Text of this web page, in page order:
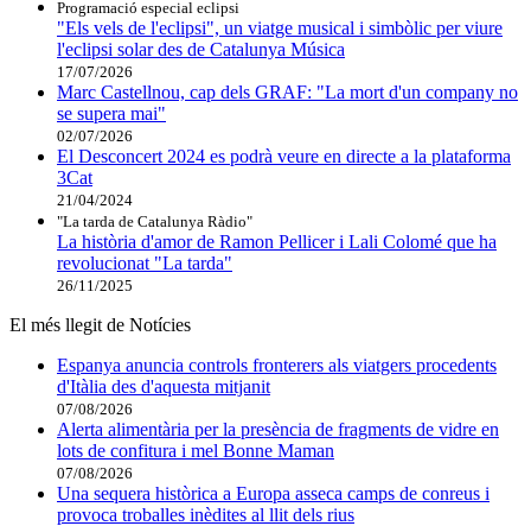
Programació especial eclipsi
"Els vels de l'eclipsi", un viatge musical i simbòlic per viure
l'eclipsi solar des de Catalunya Música
17/07/2026
Marc Castellnou, cap dels GRAF: "La mort d'un company no
se supera mai"
02/07/2026
El Desconcert 2024 es podrà veure en directe a la plataforma
3Cat
21/04/2024
"La tarda de Catalunya Ràdio"
La història d'amor de Ramon Pellicer i Lali Colomé que ha
revolucionat "La tarda"
26/11/2025
El més llegit de Notícies
Espanya anuncia controls fronterers als viatgers procedents
d'Itàlia des d'aquesta mitjanit
07/08/2026
Alerta alimentària per la presència de fragments de vidre en
lots de confitura i mel Bonne Maman
07/08/2026
Una sequera històrica a Europa asseca camps de conreus i
provoca troballes inèdites al llit dels rius